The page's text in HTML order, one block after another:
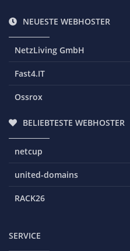
NEUESTE WEBHOSTER
NetzLiving GmbH
Fast4.IT
Ossrox
BELIEBTESTE WEBHOSTER
netcup
united-domains
RACK26
SERVICE